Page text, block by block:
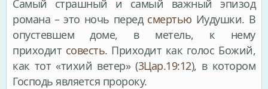
Самый страшный и самый важный эпизод
романа – это ночь перед смертью Иудушки. В
опустевшем доме, в метель, к нему
приходит совесть. Приходит как голос Божий,
как тот «тихий ветер» (3Цар.19:12), в котором
Господь является пророку.